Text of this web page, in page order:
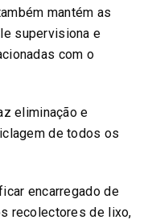
mantém as
supervisiona e
com o
eliminação e
de todos os
encarregado de
recolectores de lixo,